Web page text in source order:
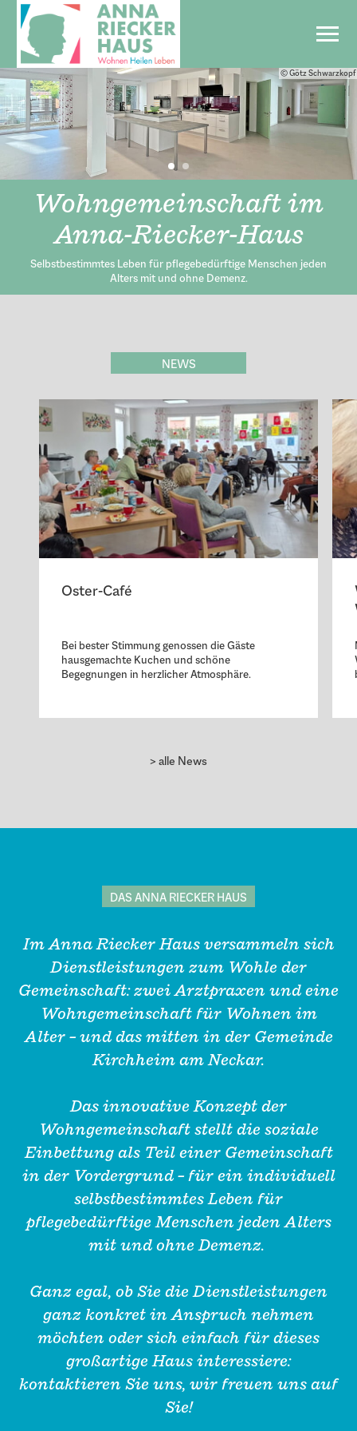
Wohngemeinschaft im
Anna-Riecker-Haus
Selbstbestimmtes Leben für pflegebedürftige Menschen jeden
Alters mit und ohne Demenz.
© Götz Schwarzkopf
Freie Plätze in der
Wohngemeinschaft!
Vereinbaren Sie einen Besichtigungstermin: Tel. 07143 / 8524500
© Götz Schwarzkopf
NEWS
Oster-Café
Bei bester Stimmung genossen die Gäste
hausgemachte Kuchen und schöne
Begegnungen in herzlicher Atmosphäre.
> alle News
DAS ANNA RIECKER HAUS
Im Anna Riecker Haus versammeln sich
Dienstleistungen zum Wohle der
Gemeinschaft: zwei Arztpraxen und eine
Wohngemeinschaft für Wohnen im
Alter – und das mitten in der Gemeinde
Kirchheim am Neckar.
Das innovative Konzept der
Wohngemeinschaft stellt die soziale
Einbettung als Teil einer Gemeinschaft
in der Vordergrund – für ein individuell
selbstbestimmtes Leben für
pflegebedürftige Menschen jeden Alters
mit und ohne Demenz.
Ganz egal, ob Sie die Dienstleistungen
ganz konkret in Anspruch nehmen
möchten oder sich einfach für dieses
großartige Haus interessiere:
kontaktieren Sie uns, wir freuen uns auf
Sie!